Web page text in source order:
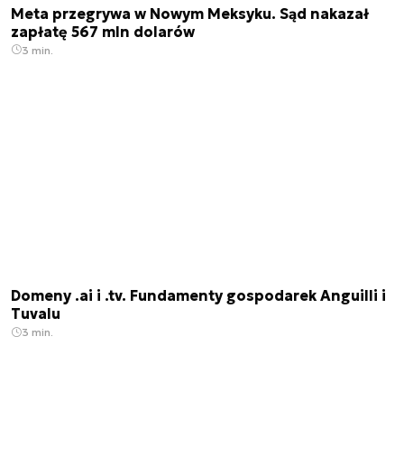
Meta przegrywa w Nowym Meksyku. Sąd nakazał
zapłatę 567 mln dolarów
3 min.
Domeny .ai i .tv. Fundamenty gospodarek Anguilli i
Tuvalu
3 min.